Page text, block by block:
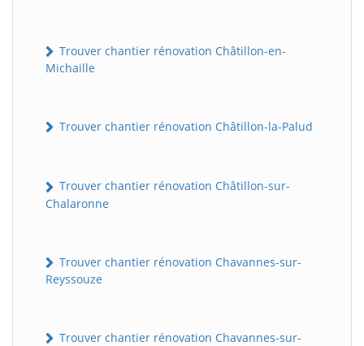
Trouver chantier rénovation Châtillon-en-
Michaille
Trouver chantier rénovation Châtillon-la-Palud
Trouver chantier rénovation Châtillon-sur-
Chalaronne
Trouver chantier rénovation Chavannes-sur-
Reyssouze
Trouver chantier rénovation Chavannes-sur-